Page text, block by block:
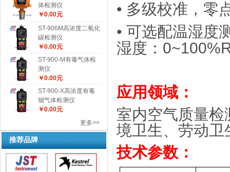
体检测仪
￥0.00元
ST-906M高浓度二氧化
碳检测仪
￥0.00元
ST-900-M有毒气体检
测仪
￥0.00元
ST-900-X高浓度有毒
烟气体检测仪
￥0.00元
更多>>
推荐品牌
• 多级校准，零
• 可选配温湿度
湿度：
应用领域：
室内空气质量
境卫生、劳动
技术参数：